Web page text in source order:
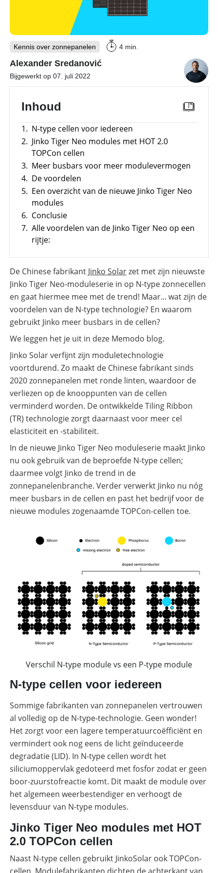
power
–
Sungrow
commerciële
omvormer
bedrijven:
optimaliseer
PV
opslag
Sungrow
PowerStack
commercieel
SolarEdge
krachtige
opslag
Noodstroomvoorziening
in
de
commerciële
sector
een
batterij
TEC
Energy
commerciële
opslag:
slimme
oplossingen
voor
toepassingen
Commerciële
batterijopslag:
zelfconsumptie
verhogen
pieken
verlagen
Overzicht
Onderwerpen
Laadpalen
Subsidies
Merken
Tools
Memodo Academy
Nederland
Kennis over zonnepanelen
Bijgewerkt op 07. juli 2022
4 min.
Alexander Sredanović
Inhoud
1. N-type cellen voor iedereen
2. Jinko Tiger Neo modules met HOT 2.0
TOPCon cellen
3. Meer busbars voor meer modulevermogen
4. De voordelen
5. Een overzicht van de nieuwe Jinko Tiger Neo
modules
6. Conclusie
7. Alle voordelen van de Jinko Tiger Neo op een
rijtje:
De Chinese fabrikant Jinko Solarzet met zijn nieuwste
Jinko Tiger Neo-moduleserie in op N-type zonnecellen
en gaat hiermee mee met de trend! Maar... wat zijn de
voordelen van de N-type technologie? En waarom
gebruikt Jinko meer busbars in de cellen?
We leggen het je uit in deze Memodo blog.
Jinko Solar verfijnt zijn moduletechnologie
voortdurend. Zo maakt de Chinese fabrikant sinds
2020 zonnepanelen met ronde linten, waardoor de
verliezen op de knooppunten van de cellen
verminderd worden. De ontwikkelde Tiling Ribbon
(TR) technologie zorgt daarnaast voor meer cel
elasticiteit en -stabiliteit.
In de nieuwe Jinko Tiger Neo moduleserie maakt Jinko
nu ook gebruik van de beproefde N-type cellen;
daarmee volgt Jinko de trend in de
zonnepanelenbranche. Verder verwerkt Jinko nu nóg
meer busbars in de cellen en past het bedrijf voor de
nieuwe modules zogenaamde TOPCon-cellen toe.
Verschil N-type module vs een P-type module
N-type cellen voor iedereen
Sommige fabrikanten van zonnepanelen vertrouwen
al volledig op de N-type-technologie. Geen wonder!
Het zorgt voor een lagere temperatuurcoëfficiënt en
vermindert ook nog eens de licht geïnduceerde
degradatie (LID). In N-type cellen wordt het
siliciumoppervlak gedoteerd met fosfor zodat er geen
boor-zuurstofreactie komt. Dit maakt de module over
het algemeen weerbestendiger en verhoogt de
levensduur van N-type modules.
Jinko Tiger Neo modules met HOT
2.0 TOPCon cellen
Naast N-type cellen gebruikt JinkoSolar ook TOPCon-